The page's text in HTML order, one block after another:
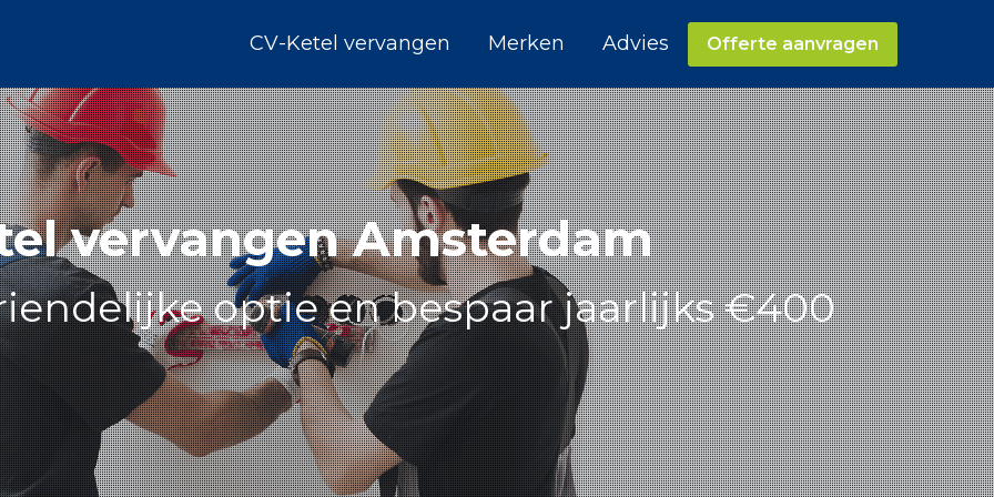
CV-Ketel vervangen Merken Advies Offerte aanvragen
vervangen Amsterdam
optie en bespaar jaarlijks €400